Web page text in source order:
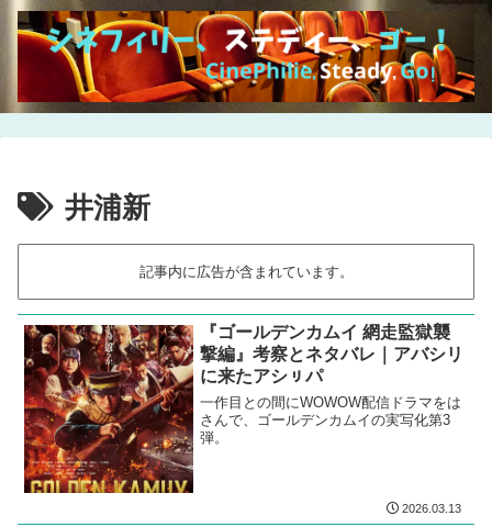
井浦新
記事内に広告が含まれています。
『ゴールデンカムイ 網走監獄襲
撃編』考察とネタバレ｜アバシリ
に来たアシㇼパ
一作目との間にWOWOW配信ドラマをは
さんで、ゴールデンカムイの実写化第3
弾。
2026.03.13